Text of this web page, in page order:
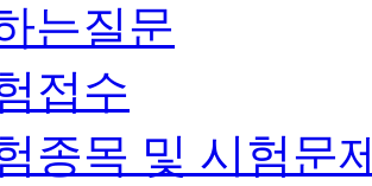
는질문
접수
종목 및 시험문